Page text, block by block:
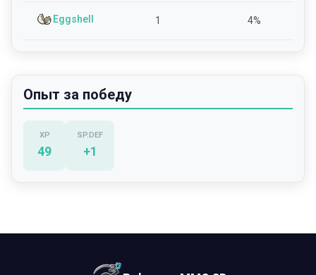
Eggshell 1 4%
Опыт за победу
XP
49
SP.DEF
+1